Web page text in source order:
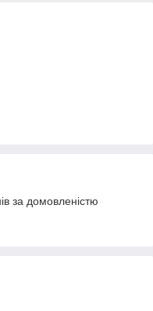
за домовленістю